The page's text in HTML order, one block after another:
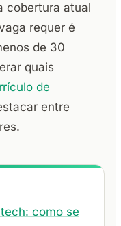
cobertura atual
requer é
de 30
quais
de
entre
como se